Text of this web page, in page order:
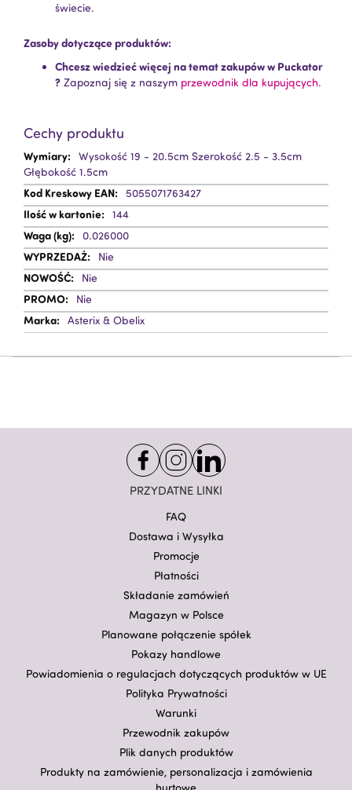
świecie.
Zasoby dotyczące produktów:
Chcesz wiedzieć więcej na temat zakupów w Puckator
? Zapoznaj się z naszym przewodnik dla kupujących.
Cechy produktu
Więcej
informacji
Wysokość 19 - 20.5cm Szerokość 2.5 - 3.5cm
Głębokość 1.5cm
5055071763427
144
0.026000
Nie
Nie
Nie
Asterix & Obelix
PRZYDATNE LINKI
FAQ
Dostawa i Wysyłka
Promocje
Płatności
Składanie zamówień
Magazyn w Polsce
Planowane połączenie spółek
Pokazy handlowe
Powiadomienia o regulacjach dotyczących produktów w UE
Polityka Prywatności
Warunki
Przewodnik zakupów
Plik danych produktów
Produkty na zamówienie, personalizacja i zamówienia
hurtowe